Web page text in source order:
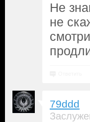
Не
не
79ddd